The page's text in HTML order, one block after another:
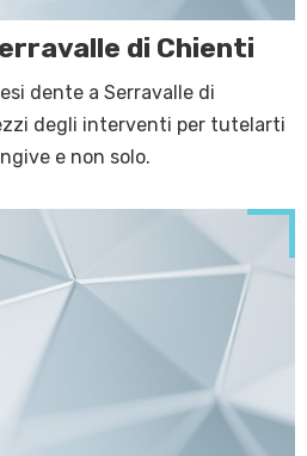
di Chienti
dente a Serravalle di
degli interventi per tutelarti
e non solo.